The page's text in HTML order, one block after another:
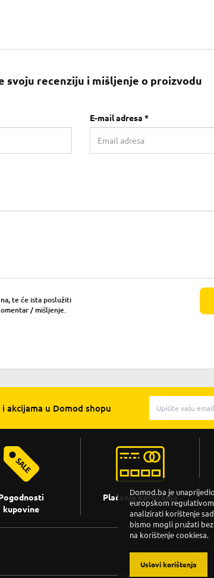
svoju recenziju i mišljenje o proizvodu
E-mail adresa *
te će ista poslužiti
/ mišljenje.
akcijama u Domod shopu
kupovine
Plaćanje karticama
Domod.ba je
europskom
analizirati korištenje
bismo mogli pružati
na korištenje cookiesa.
Uslovi korištenja